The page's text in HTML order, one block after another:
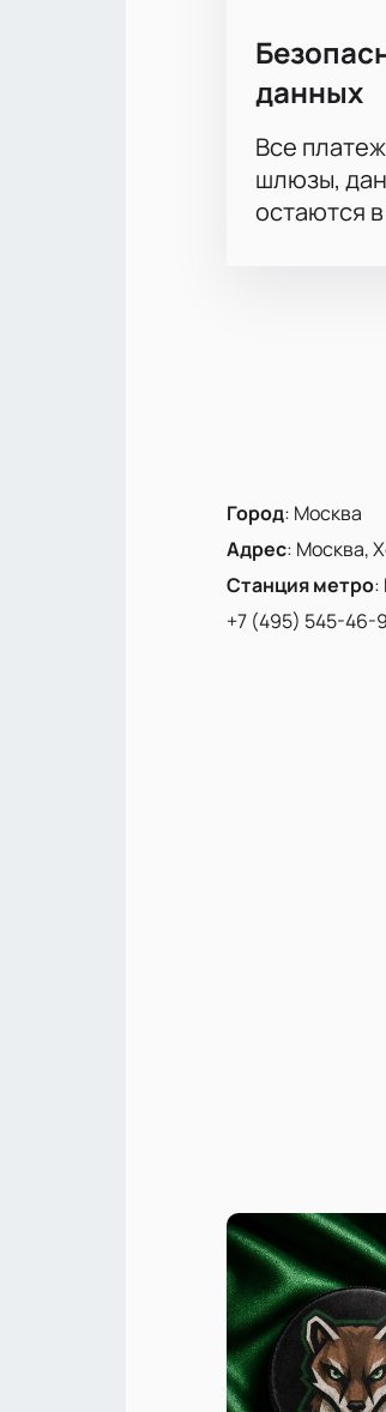
заказа.
данных
Все
шлюзы,
остаются
Город: Москва
Адрес: Москва,
Станция метро:
+7 (495) 545-46-